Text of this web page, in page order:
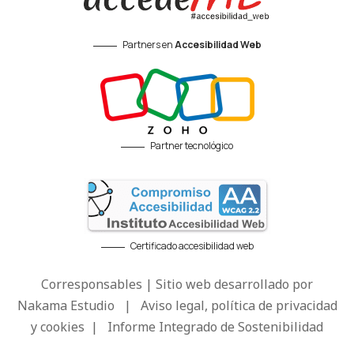
Partners enAccesibilidad Web
Partner tecnológico
Certificado accesibilidad web
Corresponsables | Sitio web desarrollado por
Nakama Estudio | Aviso legal, política de privacidad
y cookies | Informe Integrado de Sostenibilidad